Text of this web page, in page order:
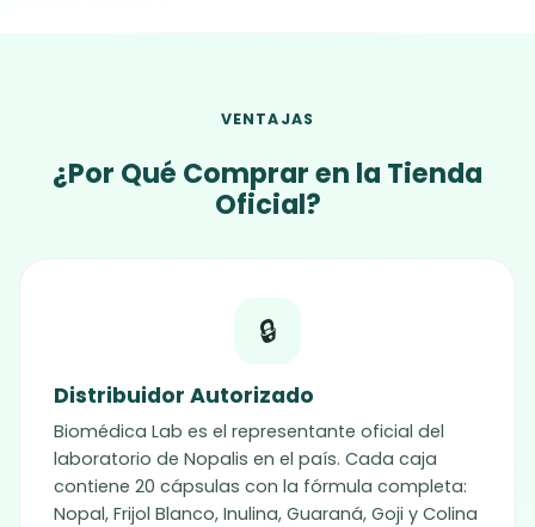
VENTAJAS
¿Por Qué Comprar en la Tienda
Oficial?
🔒
Distribuidor Autorizado
Biomédica Lab es el representante oficial del
laboratorio de Nopalis en el país. Cada caja
contiene 20 cápsulas con la fórmula completa:
Nopal, Frijol Blanco, Inulina, Guaraná, Goji y Colina